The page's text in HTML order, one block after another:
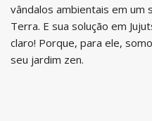
vândalos ambientais em um
Terra. E sua solução em
claro! Porque, para ele,
seu jardim zen.